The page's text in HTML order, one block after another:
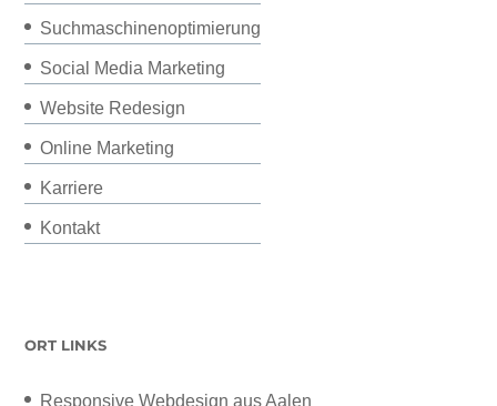
Suchmaschinenoptimierung
Social Media Marketing
Website Redesign
Online Marketing
Karriere
Kontakt
ORT LINKS
Responsive Webdesign aus Aalen